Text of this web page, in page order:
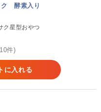
ク 酵素入り
ク星型おやつ
件)
に入れる